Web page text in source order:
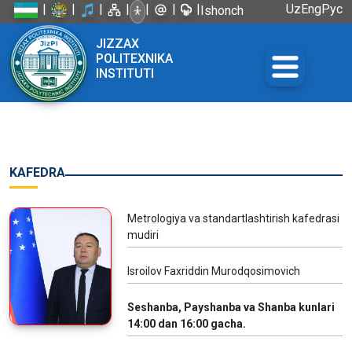
| | | | | | |Ishonch
UzEngРус
JIZZAX
POLITEXNIKA
INSTITUTI
KAFEDRA
Metrologiya va standartlashtirish kafedrasi
mudiri
Isroilov Faxriddin Murodqosimovich
Seshanba, Payshanba va Shanba kunlari
14:00 dan 16:00 gacha.